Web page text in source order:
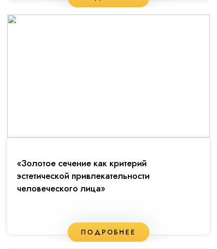
«Золотое сечение как критерий
эстетической привлекательности
человеческого лица»
ПОДРОБНЕЕ